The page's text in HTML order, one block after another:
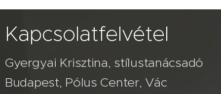
Kapcsolatfelvétel
Gyergyai Krisztina, stílustanácsadó
Budapest, Pólus Center, Vác